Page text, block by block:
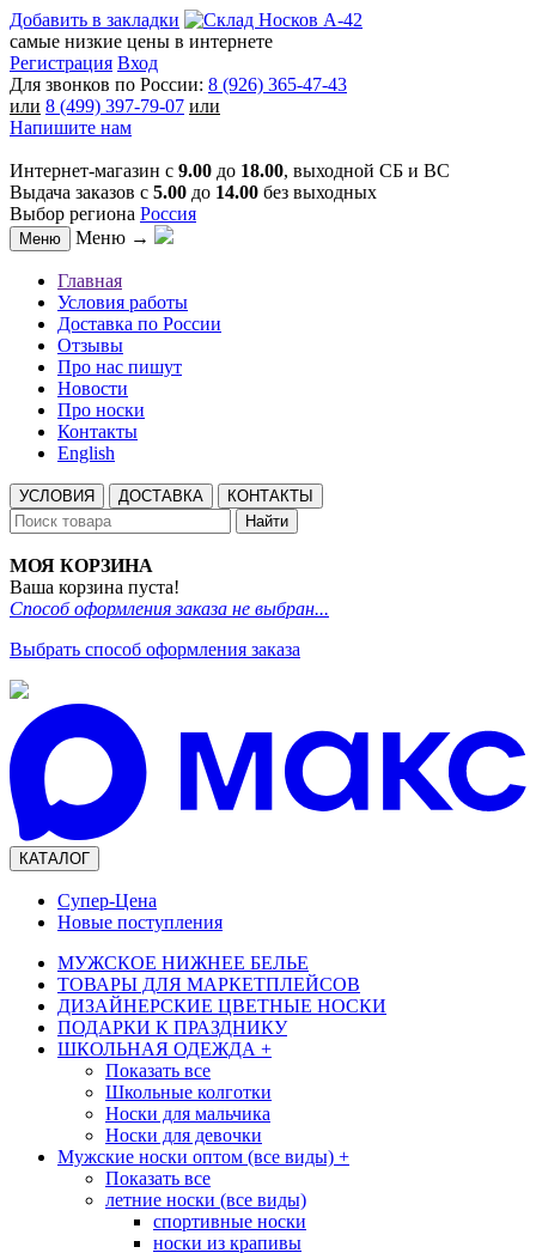
Добавить в закладки
самые низкие цены в интернете
Регистрация Вход
Для звонков по России: 8 (926) 365-47-43
или 8 (499) 397-79-07 или
Напишите нам
Интернет-магазин с 9.00 до 18.00, выходной СБ и ВС
Выдача заказов с 5.00 до 14.00 без выходных
Выбор региона Россия
Меню Меню →
Главная
Условия работы
Доставка по России
Отзывы
Про нас пишут
Новости
Про носки
Контакты
English
УСЛОВИЯ ДОСТАВКА
КОНТАКТЫ
Найти
МОЯ КОРЗИНА
Ваша корзина пуста!
Способ оформления заказа не выбран...
Выбрать способ оформления заказа
КАТАЛОГ
Супер-Цена
Новые поступления
МУЖСКОЕ НИЖНЕЕ БЕЛЬЕ
ТОВАРЫ ДЛЯ МАРКЕТПЛЕЙСОВ
ДИЗАЙНЕРСКИЕ ЦВЕТНЫЕ НОСКИ
ПОДАРКИ К ПРАЗДНИКУ
ШКОЛЬНАЯ ОДЕЖДА +
Показать все
Школьные колготки
Носки для мальчика
Носки для девочки
Мужские носки оптом (все виды) +
Показать все
летние носки (все виды)
спортивные носки
носки из крапивы